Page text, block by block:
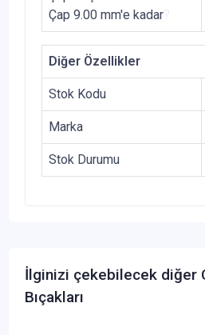
Çap 9.00 mm'e kadar
Diğer Özellikler
Stok Kodu
Marka
Stok Durumu
İlginizi çekebilecek diğer
Bıçakları